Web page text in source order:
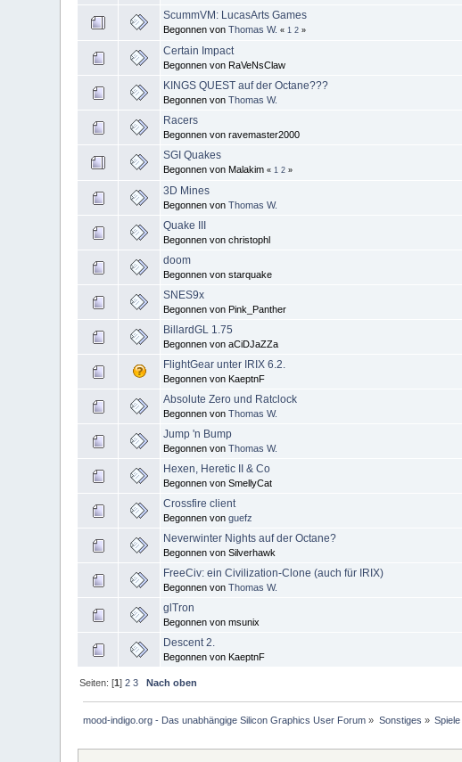
ScummVM: LucasArts Games
Begonnen vonThomas W. « 1 2 »
Certain Impact
Begonnen von RaVeNsClaw
KINGS QUEST auf der Octane???
Begonnen vonThomas W.
Racers
Begonnen von ravemaster2000
SGI Quakes
Begonnen von Malakim« 1 2 »
3D Mines
Begonnen vonThomas W.
Quake III
Begonnen von christophl
doom
Begonnen von starquake
SNES9x
Begonnen von Pink_Panther
BillardGL 1.75
Begonnen von aCiDJaZZa
FlightGear unter IRIX 6.2.
Begonnen von KaeptnF
Absolute Zero und Ratclock
Begonnen vonThomas W.
Jump 'n Bump
Begonnen vonThomas W.
Hexen, Heretic II & Co
Begonnen von SmellyCat
Crossfire client
Begonnen vonguefz
Neverwinter Nights auf der Octane?
Begonnen von Silverhawk
FreeCiv: ein Civilization-Clone (auch für IRIX)
Begonnen vonThomas W.
glTron
Begonnen von msunix
Descent 2.
Begonnen von KaeptnF
Seiten: [1]2 3 Nach oben
mood-indigo.org - Das unabhängige Silicon Graphics User Forum » Sonstiges » Spiele